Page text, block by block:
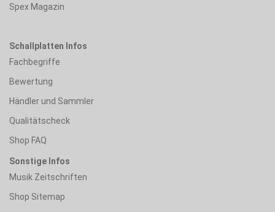
Spex Magazin
Schallplatten Infos
Fachbegriffe
Bewertung
Händler und Sammler
Qualitätscheck
Shop FAQ
Sonstige Infos
Musik Zeitschriften
Shop Sitemap